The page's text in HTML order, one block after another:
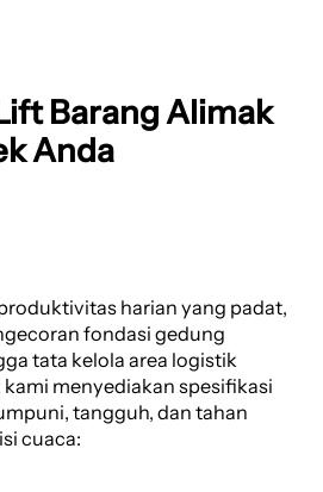
Barang Alimak
Anda
harian yang padat,
fondasi gedung
tata kelola area logistik
menyediakan spesifikasi
tangguh, dan tahan
cuaca: